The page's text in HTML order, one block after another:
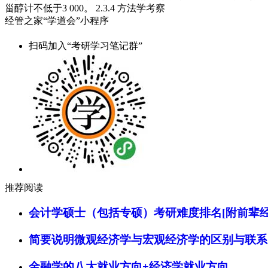
甾醇计不低于3 000。 2.3.4 方法学考察
经管之家“学道会”小程序
扫码加入“考研学习笔记群”
推荐阅读
会计学硕士（包括专硕）考研难度排名[附前辈
简要说明微观经济学与宏观经济学的区别与联系